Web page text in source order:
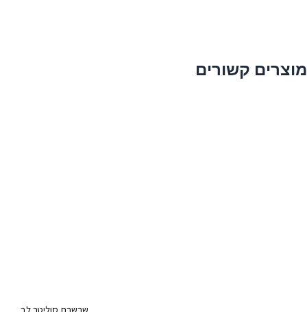
מוצרים קשורים